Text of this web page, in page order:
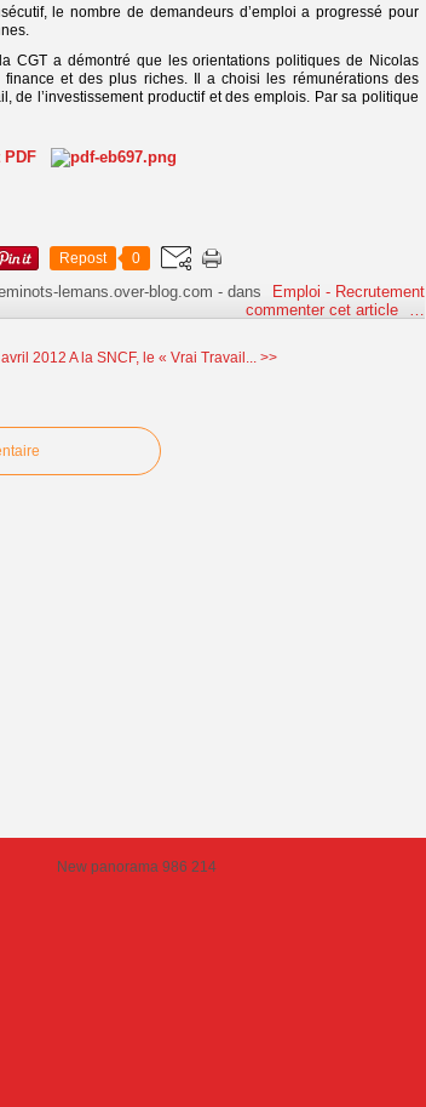
le nombre de demandeurs d’emploi a progressé pour
CGT a démontré que les orientations politiques de Nicolas
et des plus riches. Il a choisi les rémunérations des
de l’investissement productif et des emplois. Par sa politique
Repost 0
lemans.over-blog.com - dans
Emploi - Recrutement
commenter cet article
2012 A la SNCF, le « Vrai Travail... >>